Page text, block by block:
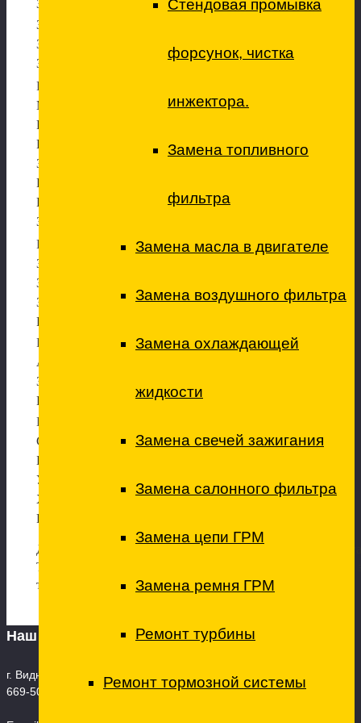
Стендовая промывка
форсунок, чистка
инжектора.
Замена топливного
фильтра
Замена масла в двигателе
Замена воздушного фильтра
Замена охлаждающей
жидкости
Замена свечей зажигания
Замена салонного фильтра
Замена цепи ГРМ
Замена ремня ГРМ
Ремонт турбины
Ремонт тормозной системы
Замена рулевой рейки
Замена рулевых наконечников
Замена рулевой тяги
Замена жидкости ГУР
Ремонт трансмиссии
МКПП снятие установка
Ремонт МКПП
Ремонт блоков управления АКПП
Замена масла в мостах и редукторах
Ремонт редукторов
Редуктора снятие/установка
Замена приводов
Ремонт электрики
Замена высоковольтных проводов
Замена лампы главного света
Замена ламп вспомогательного света
Регулировка фар
Ремонт кондиционеров
Антибактериальна
Заправка кондиционера
Ремонт системы кондиционера
Прочие ремонтные работы
Сход-развал
Балансировка и шиномонтаж
Установка дополнительного оборудования
Химчистка салона
Ремонт форсунок (дизель)
Дополнительные виды работ обсуждаются в
Так же в нашем техцентре имеются в наличии любые
технические жидкости и расходные материалы.
Наш адрес
г. Видное, ул. 8-я Линия, дом 13А, корпус 1 Телефон: +7 (495)
669-50-85